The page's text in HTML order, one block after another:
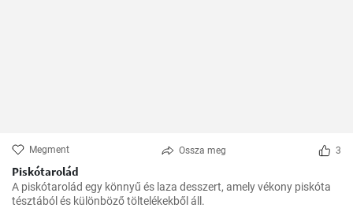
Megment Ossza meg 3
Piskótarolád
A piskótarolád egy könnyű és laza desszert, amely vékony piskóta
tésztából és különböző töltelékekből áll.